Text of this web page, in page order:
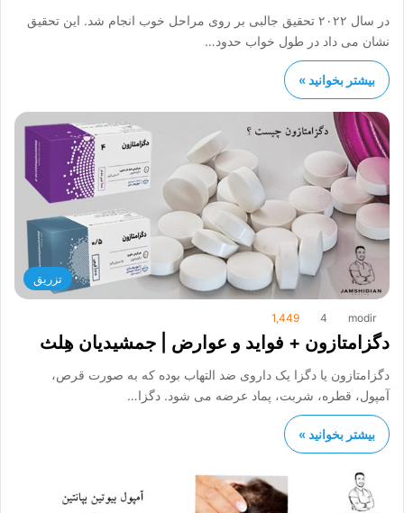
در سال ۲۰۲۲ تحقیق جالبی بر روی مراحل خوب انجام شد. این تحقیق
نشان می داد در طول خواب حدود…
بیشتر بخوانید »
تزریق
modir
4
1,449
دگزامتازون + فواید و عوارض | جمشیدیان هِلث
دگزامتازون یا دگزا یک داروی ضد التهاب بوده که به صورت قرص،
آمپول، قطره، شربت، پماد عرضه می شود. دگزا…
بیشتر بخوانید »